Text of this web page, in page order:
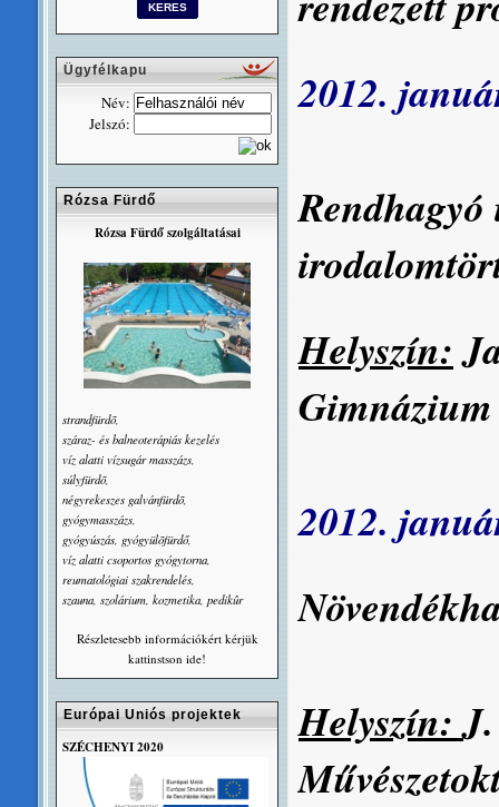
2012.
Helyszín:
2012.
Helyszín:
Ügyfélkapu
Név:
Jelszó:
Rózsa Fürdő
Rózsa Fürdő szolgáltatásai
strandfürdõ,
száraz- és balneoterápiás kezelés
víz alatti vízsugár masszázs,
súlyfürdõ,
négyrekeszes galvánfürdõ,
gyógymasszázs,
gyógyúszás, gyógyülõfürdő,
víz alatti csoportos gyógytorna,
reumatológiai szakrendelés,
szauna, szolárium, kozmetika, pedikûr
Részletesebb információkért kérjük
kattinstson ide!
Európai Uniós projektek
SZÉCHENYI 2020